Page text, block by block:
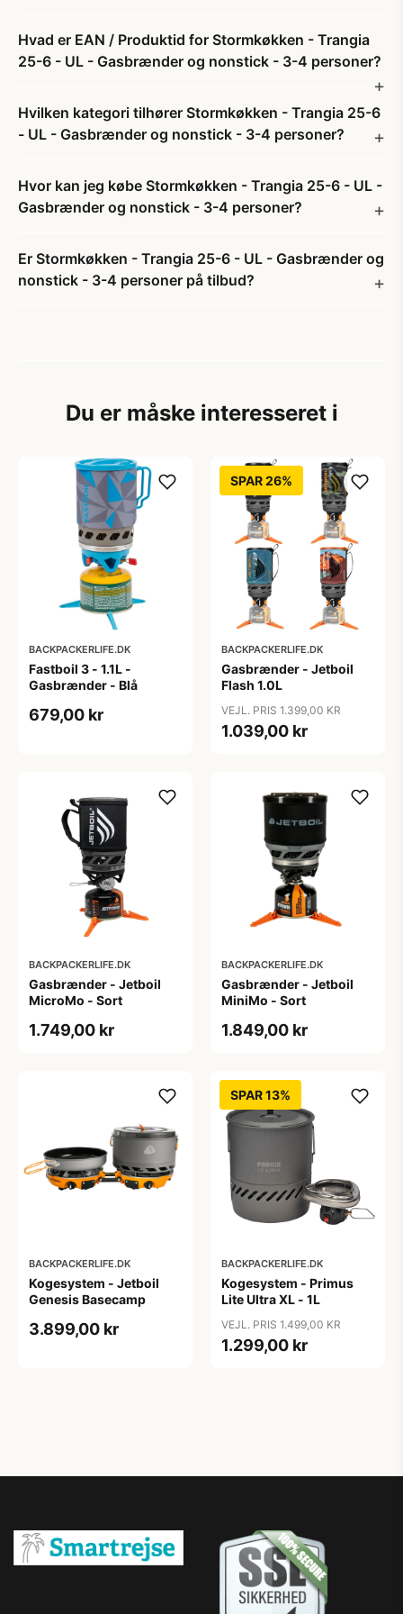
Hvad er EAN / Produktid for Stormkøkken - Trangia
25-6 - UL - Gasbrænder og nonstick - 3-4 personer?
Hvilken kategori tilhører Stormkøkken - Trangia 25-6
- UL - Gasbrænder og nonstick - 3-4 personer?
Hvor kan jeg købe Stormkøkken - Trangia 25-6 - UL -
Gasbrænder og nonstick - 3-4 personer?
Er Stormkøkken - Trangia 25-6 - UL - Gasbrænder og
nonstick - 3-4 personer på tilbud?
Du er måske interesseret i
BACKPACKERLIFE.DK
Fastboil 3 - 1.1L -
Gasbrænder - Blå
679,00 kr
SPAR 26%
BACKPACKERLIFE.DK
Gasbrænder - Jetboil
Flash 1.0L
VEJL. PRIS 1.399,00 KR
1.039,00 kr
BACKPACKERLIFE.DK
Gasbrænder - Jetboil
MicroMo - Sort
1.749,00 kr
BACKPACKERLIFE.DK
Gasbrænder - Jetboil
MiniMo - Sort
1.849,00 kr
BACKPACKERLIFE.DK
Kogesystem - Jetboil
Genesis Basecamp
3.899,00 kr
SPAR 13%
BACKPACKERLIFE.DK
Kogesystem - Primus
Lite Ultra XL - 1L
VEJL. PRIS 1.499,00 KR
1.299,00 kr